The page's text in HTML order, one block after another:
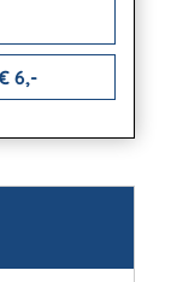
6,-